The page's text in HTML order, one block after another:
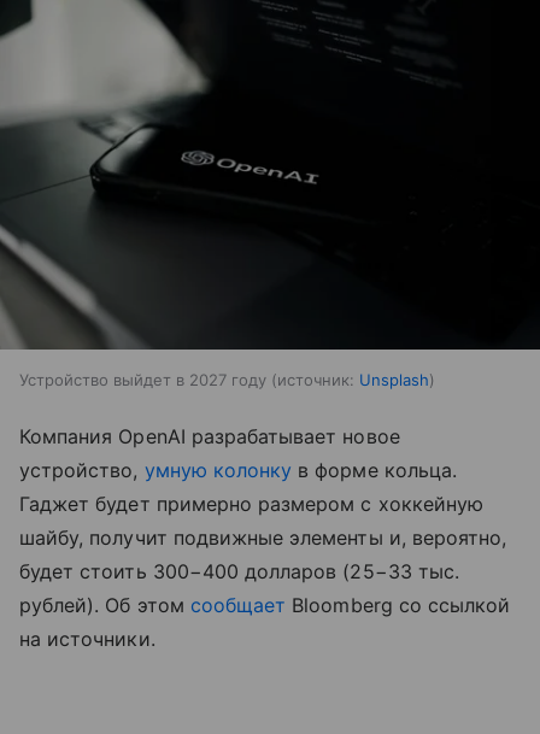
Устройство выйдет в 2027 году источник: Unsplash
Компания OpenAI разрабатывает новое
устройство, умную колонку в форме кольца.
Гаджет будет примерно размером с хоккейную
шайбу, получит подвижные элементы и, вероятно,
будет стоить 300−400 долларов (25−33 тыс.
рублей). Об этом сообщает Bloomberg со ссылкой
на источники.